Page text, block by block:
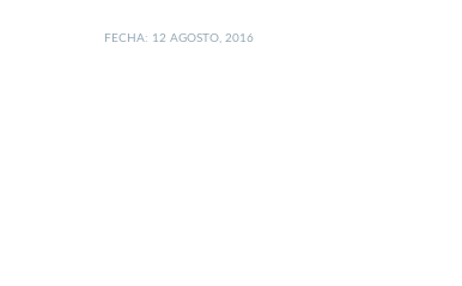
FECHA: 12 AGOSTO, 2016